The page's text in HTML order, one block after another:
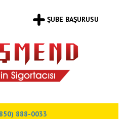
ŞUBE BAŞURUSU
888-0033